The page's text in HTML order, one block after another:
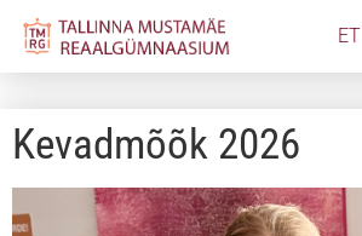
ET
Kevadmõõk 2026